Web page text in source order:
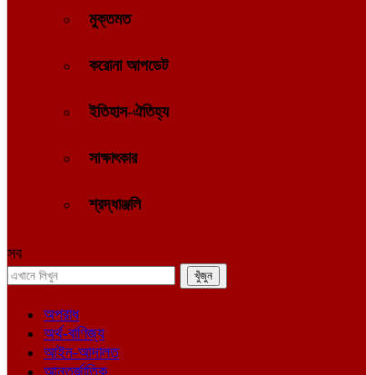
মুক্তমত
করোনা আপডেট
ইতিহাস-ঐতিহ্য
সাক্ষাৎকার
শ্রদ্ধাঞ্জলি
সব
অপরাধ
অর্থ-বাণিজ্য
আইন-আদালত
আন্তর্জাতিক